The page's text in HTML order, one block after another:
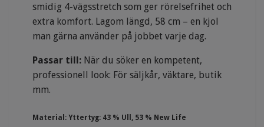
smidig 4-vägsstretch som ger rörelsefrihet och
extra komfort. Lagom längd, 58 cm – en kjol
man gärna använder på jobbet varje dag.
Passar till: När du söker en kompetent,
professionell look: För säljkår, väktare, butik
mm.
Material: Yttertyg: 43 % Ull, 53 % New Life